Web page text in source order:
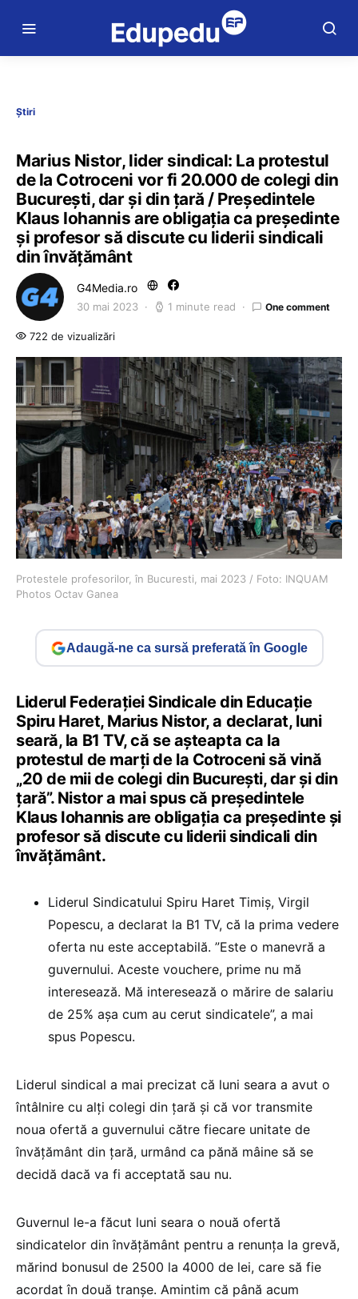
Știri
Marius Nistor, lider sindical: La protestul
de la Cotroceni vor fi 20.000 de colegi din
București, dar și din țară / Președintele
Klaus Iohannis are obligația ca președinte
și profesor să discute cu liderii sindicali
din învățământ
G4Media.ro
30 mai 2023 1 minute read One comment
722 de vizualizări
Protestele profesorilor, în Bucuresti, mai 2023 / Foto: INQUAM
Photos Octav Ganea
Adaugă-ne ca sursă preferată în Google
Liderul Federației Sindicale din Educație
Spiru Haret, Marius Nistor, a declarat, luni
seară, la B1 TV, că se așteapta ca la
protestul de marți de la Cotroceni să vină
„20 de mii de colegi din București, dar și din
țară”. Nistor a mai spus că președintele
Klaus Iohannis are obligația ca președinte și
profesor să discute cu liderii sindicali din
învățământ.
Liderul Sindicatului Spiru Haret Timiș, Virgil
Popescu, a declarat la B1 TV, că la prima vedere
oferta nu este acceptabilă. ”Este o manevră a
guvernului. Aceste vouchere, prime nu mă
interesează. Mă interesează o mărire de salariu
de 25% așa cum au cerut sindicatele”, a mai
spus Popescu.
Liderul sindical a mai precizat că luni seara a avut o
întâlnire cu alți colegi din țară și că vor transmite
noua ofertă a guvernului către fiecare unitate de
învățământ din țară, urmând ca pănă mâine să se
decidă dacă va fi acceptată sau nu.
Guvernul le-a făcut luni seara o nouă ofertă
sindicatelor din învățământ pentru a renunța la grevă,
mărind bonusul de 2500 la 4000 de lei, care să fie
acordat în două tranșe. Amintim că până acum